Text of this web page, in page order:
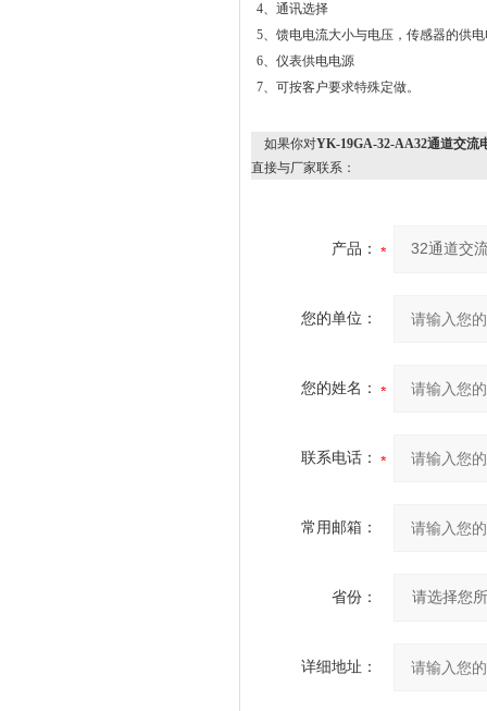
4、通讯选择
5、馈电电流大小与电压，传感器的供
6、仪表供电电源
7、可按客户要求特殊定做。
如果你对YK-19GA-32-AA32通道交流
直接与厂家联系：
产品：
您的单位：
您的姓名：
联系电话：
常用邮箱：
省份：
详细地址：